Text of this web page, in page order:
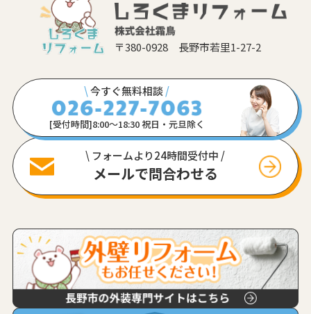
〒380-0928 長野市若里1-27-2
\今すぐ無料相談 /
[受付時間]8:00〜18:30 祝日・元旦除く
\ フォームより24時間受付中 /
メールで問合わせる